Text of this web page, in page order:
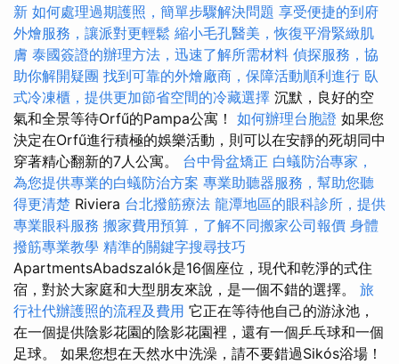
新 如何處理過期護照，簡單步驟解決問題 享受便捷的到府
外燴服務，讓派對更輕鬆 縮小毛孔醫美，恢復平滑緊緻肌
膚 泰國簽證的辦理方法，迅速了解所需材料 偵探服務，協
助你解開疑團 找到可靠的外燴廠商，保障活動順利進行 臥
式冷凍櫃，提供更加節省空間的冷藏選擇 沉默，良好的空
氣和全景等待Orfű的Pampa公寓！ 如何辦理台胞證 如果您
決定在Orfű進行積極的娛樂活動，則可以在安靜的死胡同中
穿著精心翻新的7人公寓。 台中骨盆矯正 白蟻防治專家，
為您提供專業的白蟻防治方案 專業助聽器服務，幫助您聽
得更清楚 Riviera 台北撥筋療法 龍潭地區的眼科診所，提供
專業眼科服務 搬家費用預算，了解不同搬家公司報價 身體
撥筋專業教學 精準的關鍵字搜尋技巧
ApartmentsAbadszalók是16個座位，現代和乾淨的式住
宿，對於大家庭和大型朋友來說，是一個不錯的選擇。 旅
行社代辦護照的流程及費用 它正在等待他自己的游泳池，
在一個提供陰影花園的陰影花園裡，還有一個乒乓球和一個
足球。 如果您想在天然水中洗澡，請不要錯過Sikós浴場！